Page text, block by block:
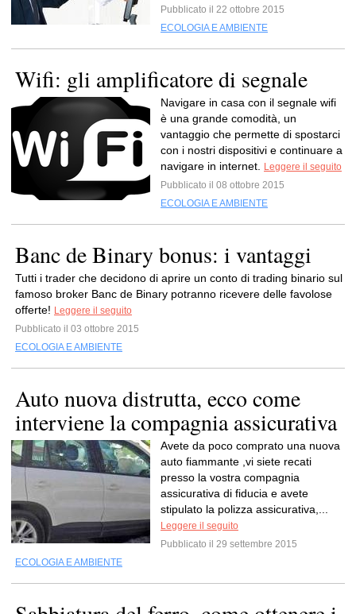
Pubblicato il 22 ottobre 2015
ECOLOGIA E AMBIENTE
Wifi: gli amplificatore di segnale
Navigare in casa con il segnale wifi
è una grande comodità, un
vantaggio che permette di spostarci
con i nostri dispositivi e continuare a
navigare in internet.
Leggere il seguito
Pubblicato il 08 ottobre 2015
ECOLOGIA E AMBIENTE
Banc de Binary bonus: i vantaggi
Tutti i trader che decidono di aprire un conto di trading binario sul
famoso broker Banc de Binary potranno ricevere delle favolose
offerte! Leggere il seguito
Pubblicato il 03 ottobre 2015
ECOLOGIA E AMBIENTE
Auto nuova distrutta, ecco come
interviene la compagnia assicurativa
Avete da poco comprato una nuova
auto fiammante ,vi siete recati
presso la vostra compagnia
assicurativa di fiducia e avete
stipulato la polizza assicurativa,...
Leggere il seguito
Pubblicato il 29 settembre 2015
ECOLOGIA E AMBIENTE